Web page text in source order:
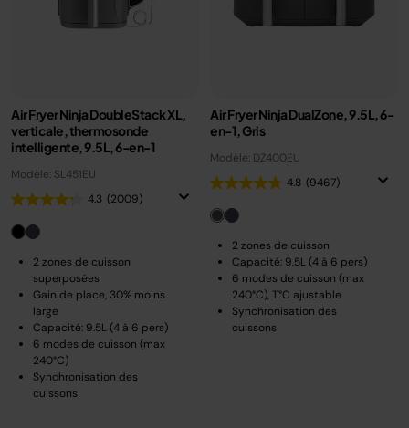
Air Fryer Ninja DoubleStack XL,
verticale, thermosonde
intelligente, 9.5L, 6-en-1
Modèle: SL451EU
4.3 (2009)
2 zones de cuisson
superposées
Gain de place, 30% moins
large
Capacité: 9.5L (4 à 6 pers)
6 modes de cuisson (max
240°C)
Synchronisation des
cuissons
Air Fryer Ninja DualZone, 9.5L, 6-
en-1, Gris
Modèle: DZ400EU
4.8 (9467)
2 zones de cuisson
Capacité: 9.5L (4 à 6 pers)
6 modes de cuisson (max
240°C), T°C ajustable
Synchronisation des
cuissons